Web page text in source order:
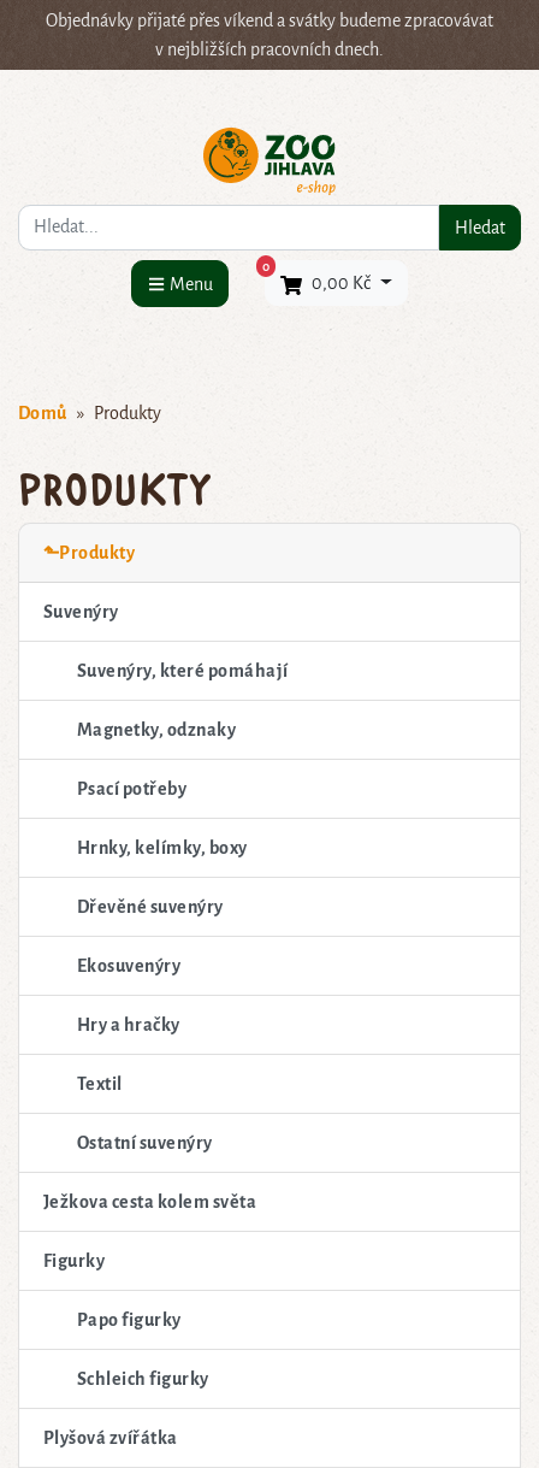
Objednávky přijaté přes víkend a svátky budeme zpracovávat
v nejbližších pracovních dnech.
Co hledáte? Hledat
Menu
0×
0,00 Kč
Domů Produkty
Produkty
⬑Produkty
Suvenýry
Suvenýry, které pomáhají
Magnetky, odznaky
Psací potřeby
Hrnky, kelímky, boxy
Dřevěné suvenýry
Ekosuvenýry
Hry a hračky
Textil
Ostatní suvenýry
Ježkova cesta kolem světa
Figurky
Papo figurky
Schleich figurky
Plyšová zvířátka